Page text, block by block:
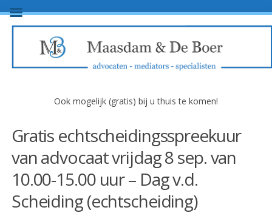
Ook mogelijk (gratis) bij u thuis te komen!
Gratis echtscheidingsspreekuur
van advocaat vrijdag 8 sep. van
10.00-15.00 uur – Dag v.d.
Scheiding (echtscheiding)